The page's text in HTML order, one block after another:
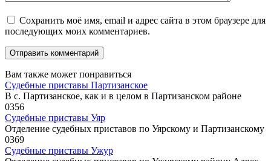
Сохранить моё имя, email и адрес сайта в этом браузере для
последующих моих комментариев.
Вам также может понравиться
Судебные приставы Партизанское
В с. Партизанское, как и в целом в Партизанском районе
0356
Судебные приставы Уяр
Отделение судебных приставов по Уярскому и Партизанскому
0369
Судебные приставы Ужур